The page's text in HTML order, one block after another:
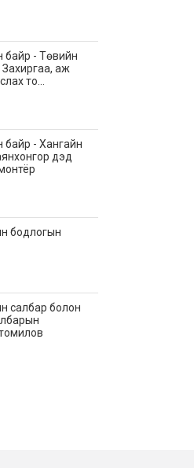
байр - Төвийн
Захиргаа, аж
то...
байр - Хангайн
дэд
бодлогын
салбар болон